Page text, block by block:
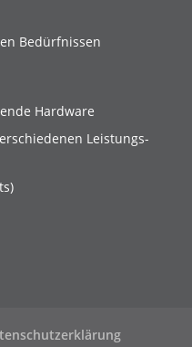
Bedürfnissen
Hardware
Leistungs-